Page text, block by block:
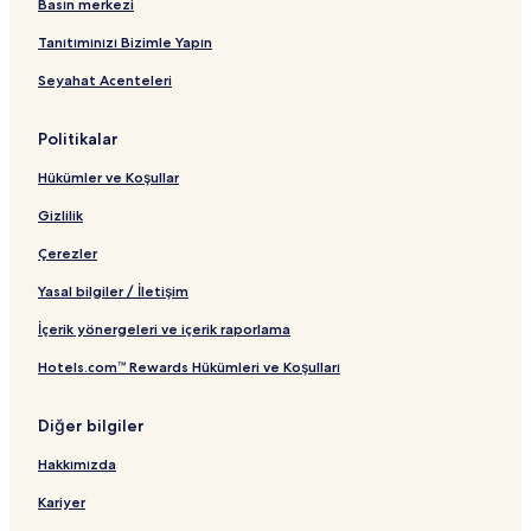
t
ı
B
a
l
t
ı
ğ
l
n
d
a
t
ğ
l
a
n
ı
n
t
l
a
t
Basın merkezi
Tanıtımınızı Bizimle Yapın
Seyahat Acenteleri
Politikalar
Hükümler ve Koşullar
Gizlilik
Çerezler
Yasal bilgiler / İletişim
İçerik yönergeleri ve içerik raporlama
Hotels.com™ Rewards Hükümleri ve Koşulları
Diğer bilgiler
Hakkımızda
Kariyer